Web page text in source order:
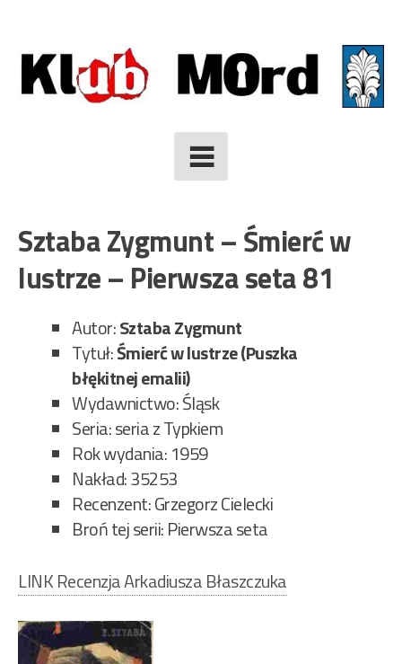
to
content
Sztaba Zygmunt – Śmierć w
lustrze – Pierwsza seta 81
Autor:Sztaba Zygmunt
Tytuł:Śmierć w lustrze (Puszka
błękitnej emalii)
Wydawnictwo: Śląsk
Seria: seria z Typkiem
Rok wydania: 1959
Nakład: 35253
Recenzent: Grzegorz Cielecki
Broń tej serii: Pierwsza seta
LINK Recenzja Arkadiusza Błaszczuka